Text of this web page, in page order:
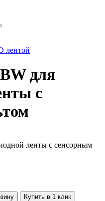
лентой
для
с
Купить в 1 клик